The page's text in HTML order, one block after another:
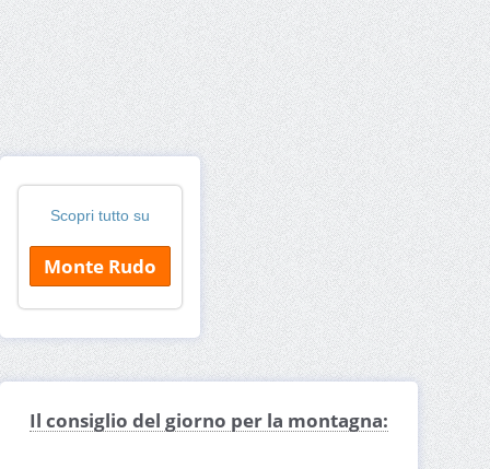
Scopri tutto su
Monte Rudo
Il consiglio del giorno per la montagna: